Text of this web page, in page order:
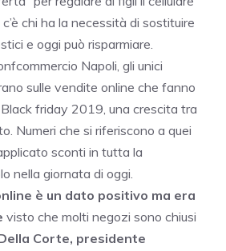
chi ha la necessità di sostituire
e oggi può risparmiare.
Napoli, gli unici
sulle vendite online che fanno
friday 2019, una crescita tra
Numeri che si riferiscono a quei
sconti in tutta la
nella giornata di oggi.
è un dato positivo ma era
visto che molti negozi sono chiusi
Corte, presidente